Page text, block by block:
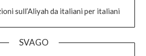
sull’Aliyah da italiani per italiani
SVAGO